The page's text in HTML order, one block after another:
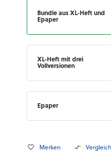
Bundle aus XL-Heft und
Epaper
XL-Heft mit drei
Vollversionen
Epaper
Merken